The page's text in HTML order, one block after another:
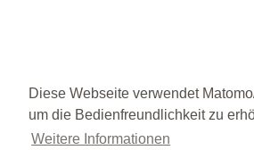
Diese Webseite verwendet
um die Bedienfreundlichkeit zu
Weitere Informationen